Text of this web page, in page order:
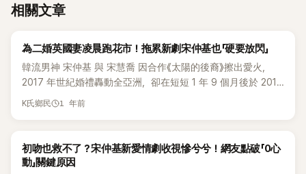
相關文章
K-POP
為二婚英國妻凌晨跑花市！拖累新劇宋仲基也「硬要放閃」
韓流男神 宋仲基 與 宋慧喬 因合作《太陽的後裔》擦出愛火，
2017 年世紀婚禮轟動全亞洲，卻在短短 1 年 9 個月後於 2019
年協議離婚，讓粉絲心碎。離婚後，宋仲基 2021 年透過朋友
口幸福滿滿。 婚後的宋仲基完全化身「寵妻狂魔」，各種公開場
合大方示愛。最近他甚至在訪談中自爆，為了讓老婆 凱蒂 心情
K氏鄉民 1 年前
K-POP
初吻也救不了？宋仲基新愛情劇收視慘兮兮！網友點破「0心
動」關鍵原因